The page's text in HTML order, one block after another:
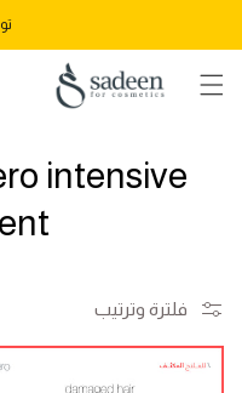
ا
ص
ن
intensive
فلترة وترتيب